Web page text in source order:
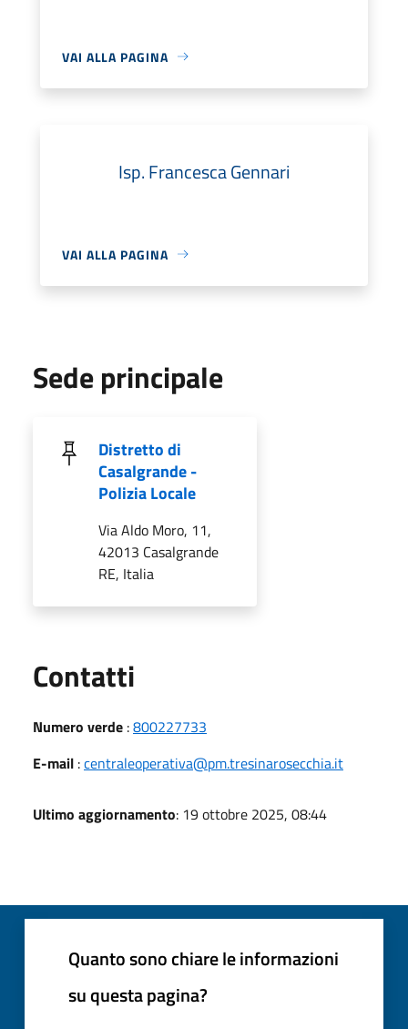
VAI ALLA PAGINA
Isp. Francesca Gennari
VAI ALLA PAGINA
Sede principale
Distretto di
Casalgrande -
Polizia Locale
Via Aldo Moro, 11,
42013 Casalgrande
RE, Italia
Contatti
Numero verde :800227733
E-mail :centraleoperativa@pm.tresinarosecchia.it
Ultimo aggiornamento: 19 ottobre 2025, 08:44
Quanto sono chiare le informazioni
su questa pagina?